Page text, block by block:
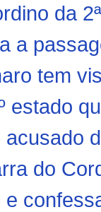
da
a
tem
estado
do